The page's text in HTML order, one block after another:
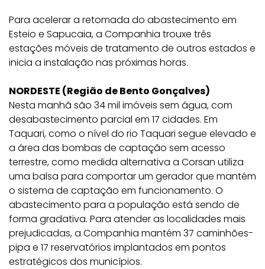
Para acelerar a retomada do abastecimento em
Esteio e Sapucaia, a Companhia trouxe três
estações móveis de tratamento de outros estados e
inicia a instalação nas próximas horas.
NORDESTE (Região de Bento Gonçalves)
Nesta manhã são 34 mil imóveis sem água, com
desabastecimento parcial em 17 cidades. Em
Taquari, como o nível do rio Taquari segue elevado e
a área das bombas de captação sem acesso
terrestre, como medida alternativa a Corsan utiliza
uma balsa para comportar um gerador que mantém
o sistema de captação em funcionamento. O
abastecimento para a população está sendo de
forma gradativa. Para atender as localidades mais
prejudicadas, a Companhia mantém 37 caminhões-
pipa e 17 reservatórios implantados em pontos
estratégicos dos municípios.